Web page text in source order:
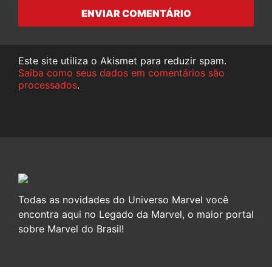
ENVIAR COMENTÁRIO
Este site utiliza o Akismet para reduzir spam.
Saiba como seus dados em comentários são
processados.
Todas as novidades do Universo Marvel você
encontra aqui no Legado da Marvel, o maior portal
sobre Marvel do Brasil!